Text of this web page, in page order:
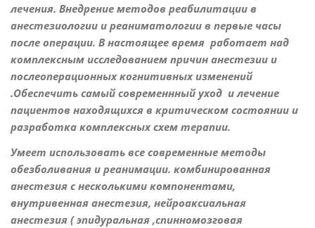
лечения. Внедрение методов реабилитации в
анестезиологии и реаниматологии в первые часы
после операции. В настоящее время работает над
комплексным исследованием причин анестезии и
послеоперационных когнитивных изменений
.Обеспечить самый современнный уход и лечение
пациентов находящихся в критическом состоянии и
разработка комплексных схем терапии.
Умеет использовать все современные методы
обезболивания и реанимации. комбинированная
анестезия с несколькими компонентами,
внутривенная анестезия, нейроаксиальная
анестезия ( эпидуральная ,спинномозговая